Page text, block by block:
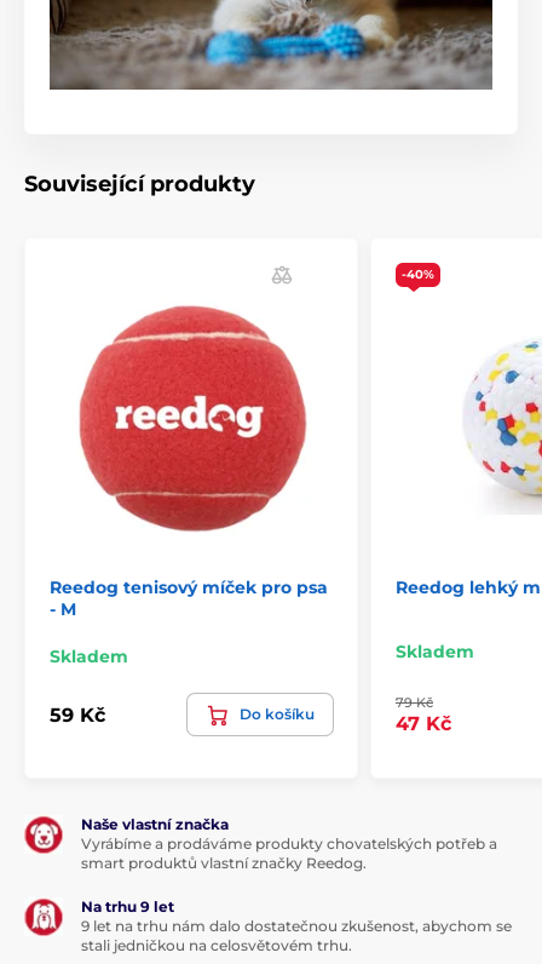
Související produkty
Reedog tenisový míček pro psa
- M
Skladem
59 Kč Do košíku
-40%
Reedog lehký
Skladem
79 Kč
47 Kč
Naše vlastní značka
Vyrábíme a prodáváme produkty chovatelských potřeb a
smart produktů vlastní značky Reedog.
Na trhu 9 let
9 let na trhu nám dalo dostatečnou zkušenost, abychom se
stali jedničkou na celosvětovém trhu.